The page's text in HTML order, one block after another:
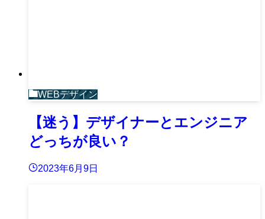
WEBデザイン
【迷う】デザイナーとエンジニア
どっちが良い？
2023年6月9日